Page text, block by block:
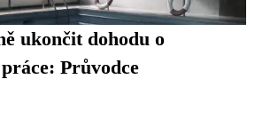
ukončit dohodu o
Průvodce